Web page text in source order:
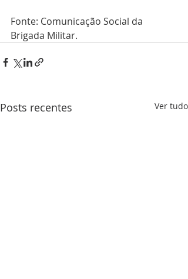
Fonte: Comunicação Social da
Brigada Militar.
Posts recentes Ver tudo